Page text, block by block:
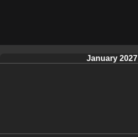
January 2027